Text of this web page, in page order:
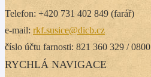
Telefon: +420 731 402 849 (farář)
e-mail: rkf.susice@dicb.cz
číslo účtu farnosti: 821 360 329 / 0800
RYCHLÁ NAVIGACE